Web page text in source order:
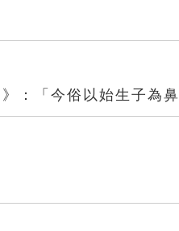
：「今俗以始生子為